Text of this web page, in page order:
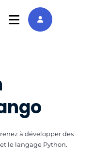
à développer des
le langage Python.